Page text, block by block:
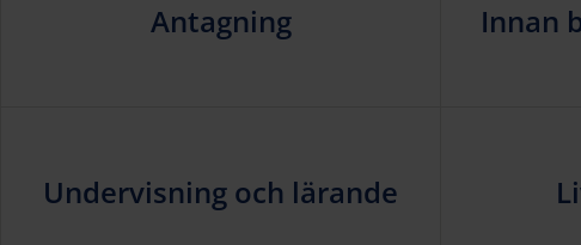
Antagning Innan
Undervisning och lärande